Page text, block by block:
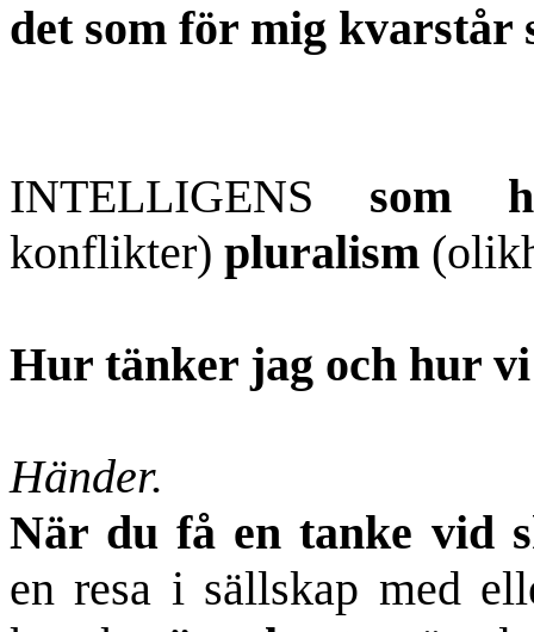
det som för mig kvarstår
INTELLIGENS som
konflikter) pluralism
Hur tänker jag och hur
Händer.
När du få en tanke vid
en resa i sällskap med